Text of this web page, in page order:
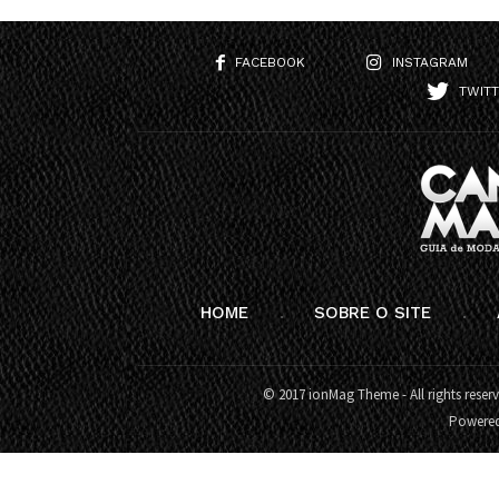
FACEBOOK
INSTAGRAM
HOME SOBRE O SITE
© 2017 ionMag Theme - All rights